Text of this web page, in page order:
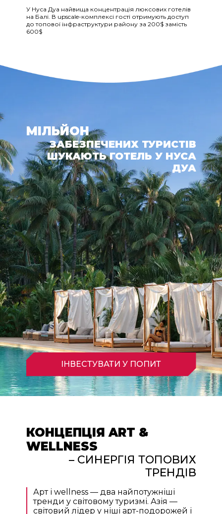
У Нуса Дуа найвища концентрація люксових готелів
на Балі. В upscale-комплексі гості отримують доступ
до топової інфраструктури району за 200$ замість
600$
МІЛЬЙОН
ЗАБЕЗПЕЧЕНИХ ТУРИСТІВ
ШУКАЮТЬ ГОТЕЛЬ У НУСА
ДУА
ІНВЕСТУВАТИ У ПОПИТ
КОНЦЕПЦІЯ ART &
WELLNESS
– СИНЕРГІЯ ТОПОВИХ
ТРЕНДІВ
Арт і wellness — два найпотужніші
тренди у світовому туризмі. Азія —
світовий лідер у ніші арт-подорожей і